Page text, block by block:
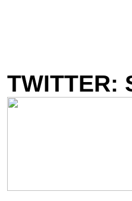
TWITTER: